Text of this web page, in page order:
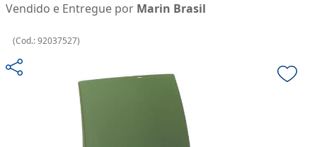
Vendido e Entregue por Marin Brasil
(Cod.:92037527)